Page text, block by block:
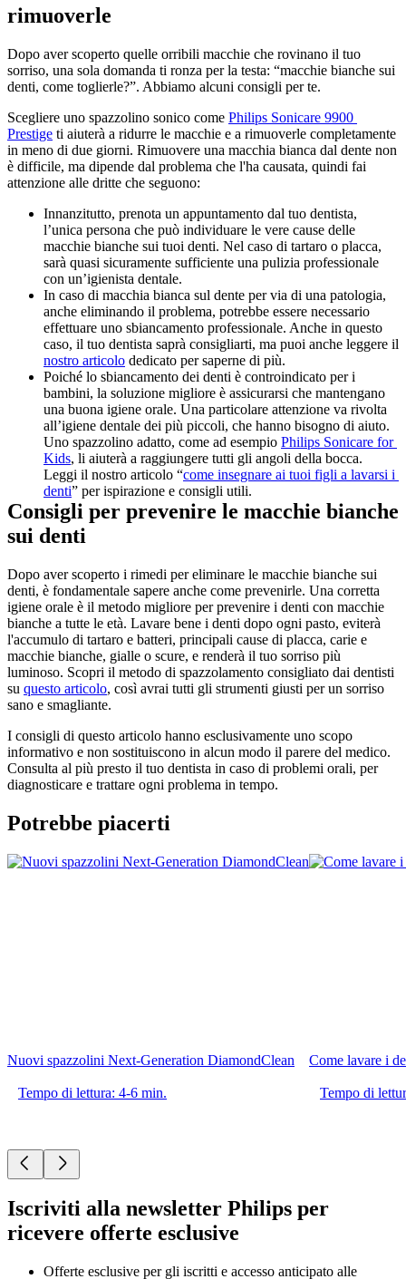
rimuoverle
Dopo aver scoperto quelle orribili macchie che rovinano il tuo
sorriso, una sola domanda ti ronza per la testa: “macchie bianche sui
denti, come toglierle?”. Abbiamo alcuni consigli per te.
Scegliere uno spazzolino sonico come Philips Sonicare 9900
Prestige ti aiuterà a ridurre le macchie e a rimuoverle completamente
in meno di due giorni. Rimuovere una macchia bianca dal dente non
è difficile, ma dipende dal problema che l'ha causata, quindi fai
attenzione alle dritte che seguono:
Innanzitutto, prenota un appuntamento dal tuo dentista,
l’unica persona che può individuare le vere cause delle
macchie bianche sui tuoi denti. Nel caso di tartaro o placca,
sarà quasi sicuramente sufficiente una pulizia professionale
con un’igienista dentale.
In caso di macchia bianca sul dente per via di una patologia,
anche eliminando il problema, potrebbe essere necessario
effettuare uno sbiancamento professionale. Anche in questo
nostro articolo dedicato per saperne di più.
Poiché lo sbiancamento dei denti è controindicato per i
bambini, la soluzione migliore è assicurarsi che mantengano
una buona igiene orale. Una particolare attenzione va rivolta
all’igiene dentale dei più piccoli, che hanno bisogno di aiuto.
Uno spazzolino adatto, come ad esempio Philips Sonicare for
Kids, li aiuterà a raggiungere tutti gli angoli della bocca.
Leggi il nostro articolo “come insegnare ai tuoi figli a lavarsi i
denti” per ispirazione e consigli utili.
Consigli per prevenire le macchie bianche
sui denti
Dopo aver scoperto i rimedi per eliminare le macchie bianche sui
denti, è fondamentale sapere anche come prevenirle. Una corretta
igiene orale è il metodo migliore per prevenire i denti con macchie
bianche a tutte le età. Lavare bene i denti dopo ogni pasto, eviterà
l'accumulo di tartaro e batteri, principali cause di placca, carie e
macchie bianche, gialle o scure, e renderà il tuo sorriso più
luminoso. Scopri il metodo di spazzolamento consigliato dai dentisti
su questo articolo, così avrai tutti gli strumenti giusti per un sorriso
sano e smagliante.
I consigli di questo articolo hanno esclusivamente uno scopo
informativo e non sostituiscono in alcun modo il parere del medico.
Consulta al più presto il tuo dentista in caso di problemi orali, per
diagnosticare e trattare ogni problema in tempo.
Potrebbe piacerti
Nuovi spazzolini Next-Generation DiamondClean
Tempo di lettura: 4-6 min.
Come lavare i
Tempo di
Iscriviti alla newsletter Philips per
ricevere offerte esclusive
Offerte esclusive per gli iscritti e accesso anticipato alle